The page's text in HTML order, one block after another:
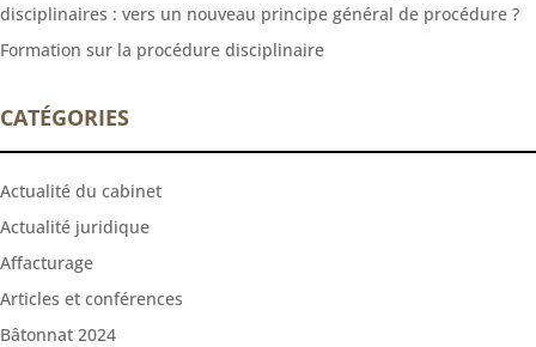
disciplinaires : vers un nouveau principe général de procédure ?
Formation sur la procédure disciplinaire
CATÉGORIES
Actualité du cabinet
Actualité juridique
Affacturage
Articles et conférences
Bâtonnat 2024